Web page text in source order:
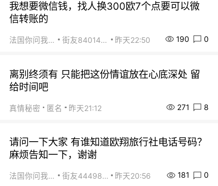
我想要微信钱，找人换300欧7个点要可以微
信转账的
法国你问我答 街友84014588 昨天22:50 190 0
离别终须有 只能把这份情谊放在心底深处 留
给时间吧
真情秘密 匿名 昨天21:12 271 8
请问一下大家 有谁知道欧翔旅行社电话号码？
麻烦告知一下，谢谢
法国你问我答 街友44498484 昨天20:56 181 0